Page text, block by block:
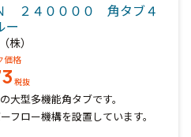
２４００００ 角タブ４
ー
株）
価格
税抜
大型多機能角タブです。
フロー機構を設置しています。